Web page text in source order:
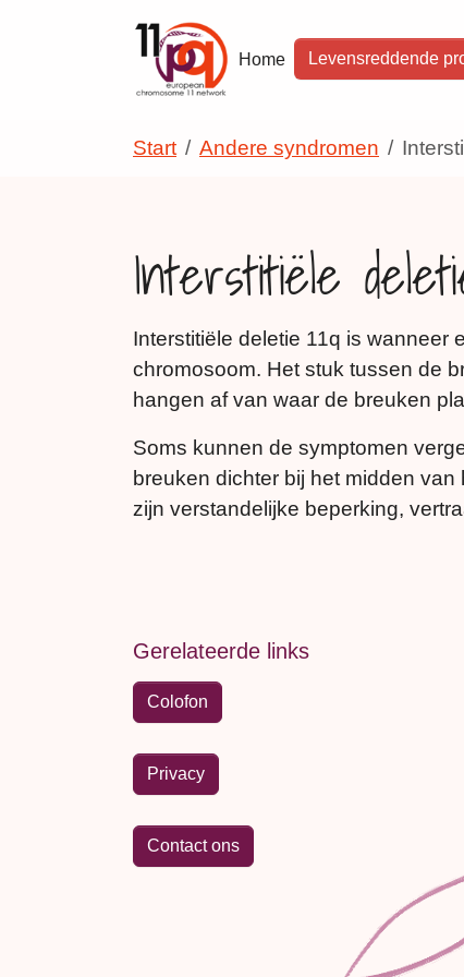
Home Levensreddende
Start Andere syndromen
Interstitiële
Interstitiële deletie 11q is wanneer
chromosoom. Het stuk tussen de
hangen af van waar de breuken
Soms kunnen de symptomen
breuken dichter bij het midden
zijn verstandelijke beperking,
Gerelateerde links
Colofon
Privacy
Contact ons